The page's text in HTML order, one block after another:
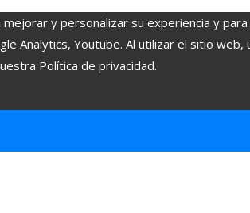
y personalizar su experiencia y
Analytics, Youtube. Al utilizar el sitio
Política de privacidad.